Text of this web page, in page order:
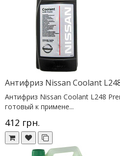
Антифриз Nissan Coolant
Антифриз Nissan Coolant L248
готовый к примене...
412 грн.